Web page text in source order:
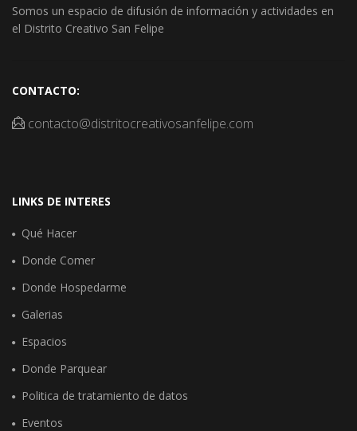
Somos un espacio de difusión de información y actividades en
el Distrito Creativo San Felipe
CONTACTO:
contacto@distritocreativosanfelipe.com
LINKS DE INTERES
Qué Hacer
Donde Comer
Donde Hospedarme
Galerias
Espacios
Donde Parquear
Politica de tratamiento de datos
Eventos